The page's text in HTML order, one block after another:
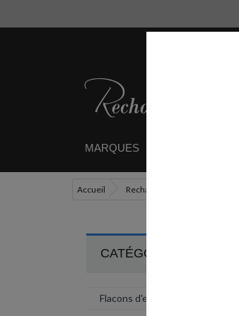
MARQUES
Accueil Recharges
CATÉGORIES
Flacons d'encre